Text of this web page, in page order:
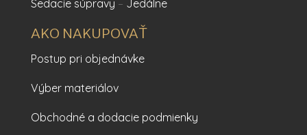
Sedacie súpravy – Jedálne
AKO NAKUPOVAŤ
Postup pri objednávke
Výber materiálov
Obchodné a dodacie podmienky